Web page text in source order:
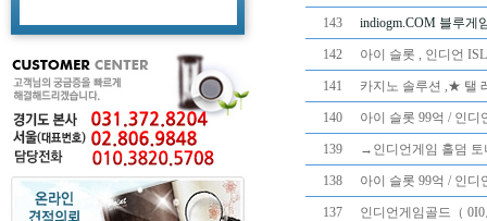
143 indiogm.COM 블루
142 아이 슬롯 , 인디언
141 카지노 솔루션 ,★ 탤
140 아이 슬롯 99억 / 인디
139 →인디언게임 홀덤 토
138 아이 슬롯 99억 / 인디
137 인디언게임골드（